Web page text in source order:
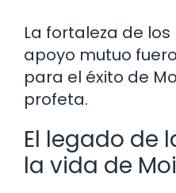
La fortaleza de
apoyo mutuo
para el éxito de
profeta.
El legado de
la vida de